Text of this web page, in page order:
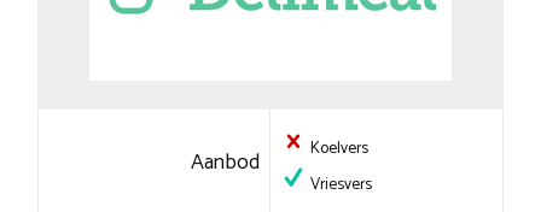
Aanbod
Koelvers
Vriesvers